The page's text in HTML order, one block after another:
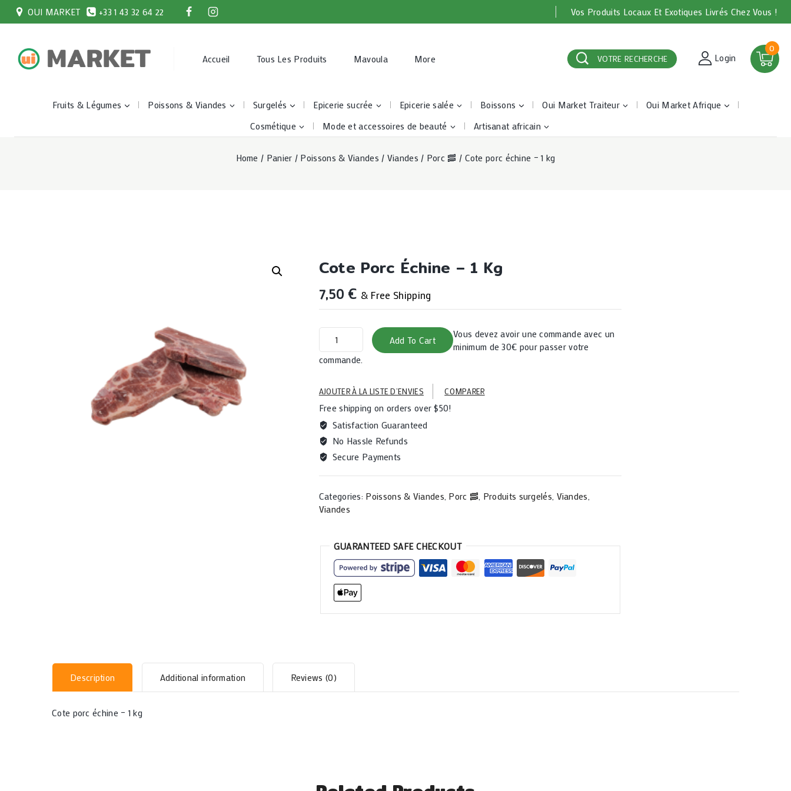
OUI MARKET +33 1 43 32 64 22 Vos Produits Locaux Et Exotiques Livrés Chez Vous !
Accueil Tous Les Produits Mavoula More VOTRE RECHERCHE Login
0
Fruits & Légumes Poissons & Viandes Surgelés Epicerie sucrée Epicerie salée Boissons Oui Market Traiteur
Oui Market Afrique
Cosmétique
Mode et accessoires de beauté Artisanat africain
Home / Panier / Poissons & Viandes / Viandes / Porc 🥓 / Cote porc échine – 1 kg
Cote Porc Échine – 1 Kg
7,50 € & Free Shipping
Cote
échine
kg
quantity
Add To Cart
Vous devez avoir une commande avec un
minimum de 30€ pour passer votre
commande.
AJOUTER À LA LISTE D’ENVIES COMPARER
Free shipping on orders over $50!
Satisfaction Guaranteed
No Hassle Refunds
Secure Payments
Categories: Poissons & Viandes Porc 🥓 Produits surgelés Viandes
Viandes
GUARANTEED SAFE CHECKOUT
Description Additional information Reviews (0)
Cote porc échine – 1 kg